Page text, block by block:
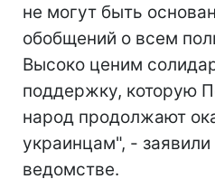
не могут быть
обобщений о всем
Высоко ценим
поддержку, которую
народ продолжают
украинцам", -
ведомстве.